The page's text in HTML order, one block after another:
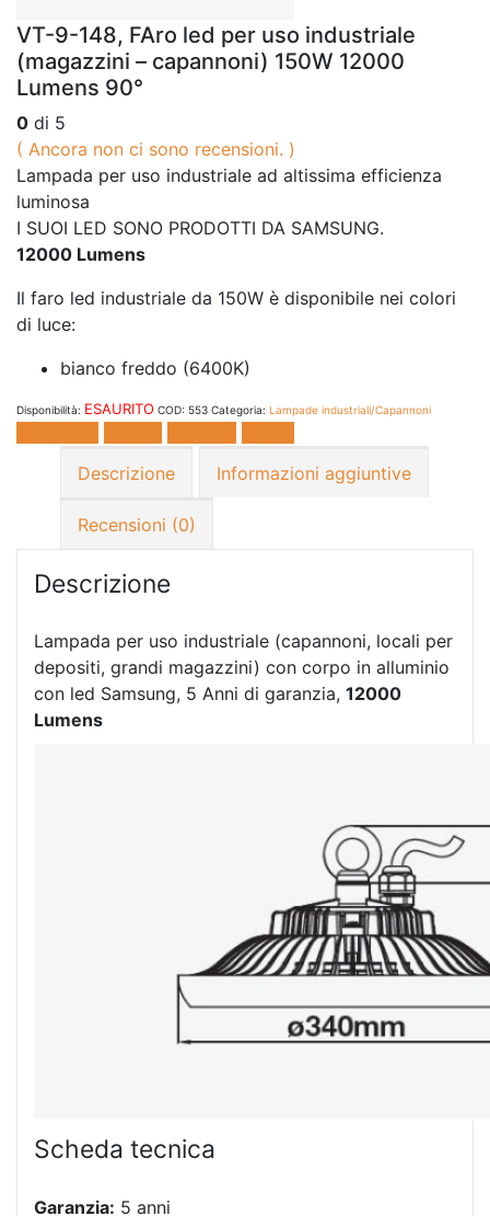
VT-9-148, FAro led per uso industriale
(magazzini – capannoni) 150W 12000
Lumens 90°
0 di 5
( Ancora non ci sono recensioni. )
Lampada per uso industriale ad altissima efficienza
luminosa
I SUOI LED SONO PRODOTTI DA SAMSUNG.
12000 Lumens
Il faro led industriale da 150W è disponibile nei colori
di luce:
bianco freddo (6400K)
Disponibilità: ESAURITO COD: 553 Categoria: Lampade industriali/Capannoni
Descrizione
Informazioni aggiuntive
Recensioni (0)
Descrizione
Lampada per uso industriale (capannoni, locali per
depositi, grandi magazzini) con corpo in alluminio
con led Samsung, 5 Anni di garanzia, 12000
Lumens
Scheda tecnica
Garanzia: 5 anni